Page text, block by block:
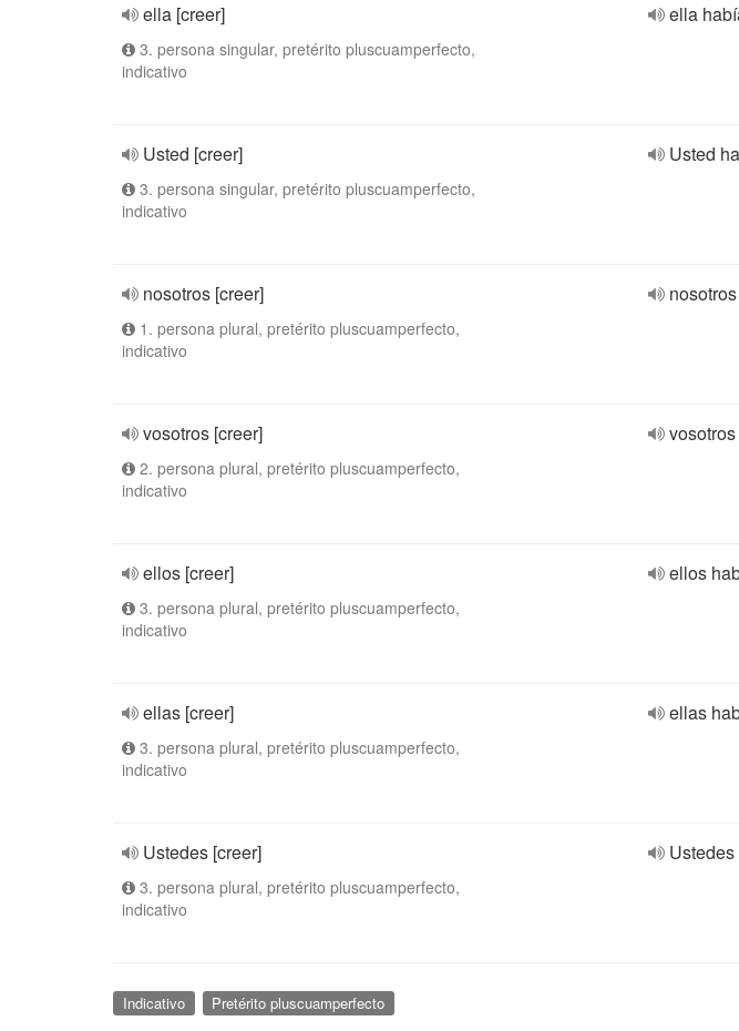
ella [creer]
3. persona singular, pretérito pluscuamperfecto,
indicativo
ella
Usted [creer]
3. persona singular, pretérito pluscuamperfecto,
indicativo
Usted
nosotros [creer]
1. persona plural, pretérito pluscuamperfecto,
indicativo
vosotros [creer]
2. persona plural, pretérito pluscuamperfecto,
indicativo
ellos [creer]
3. persona plural, pretérito pluscuamperfecto,
indicativo
ellos
ellas [creer]
3. persona plural, pretérito pluscuamperfecto,
indicativo
ellas
Ustedes [creer]
3. persona plural, pretérito pluscuamperfecto,
indicativo
Indicativo Pretérito pluscuamperfecto